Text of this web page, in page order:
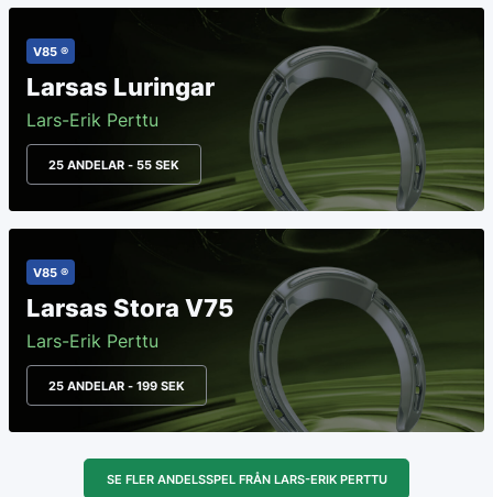
V85 ®
Larsas Luringar
Lars-Erik Perttu
25 ANDELAR - 55 SEK
V85 ®
Larsas Stora V75
Lars-Erik Perttu
25 ANDELAR - 199 SEK
SE FLER ANDELSSPEL FRÅN LARS-ERIK PERTTU